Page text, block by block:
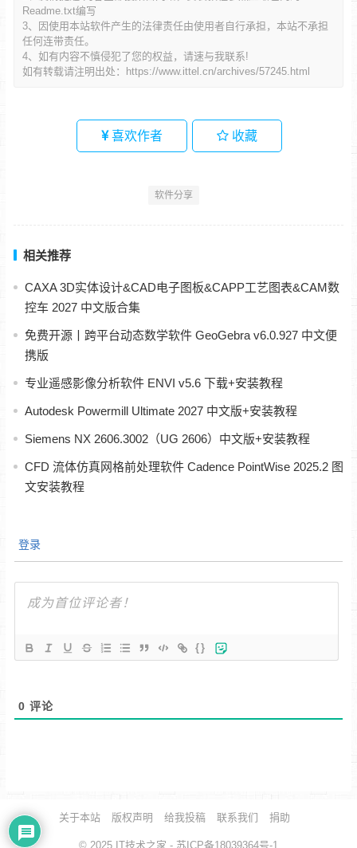
Readme.txt编写
3、因使用本站软件产生的法律责任由使用者自行承担，本站不承担
任何连带责任。
4、如有内容不慎侵犯了您的权益，请速与我联系!
如有转载请注明出处：
https://www.ittel.cn/archives/57245.html
喜欢作者 收藏
软件分享
相关推荐
CAXA 3D实体设计&CAD电子图板&CAPP工艺图表&CAM数
控车 2027 中文版合集
免费开源丨跨平台动态数学软件 GeoGebra v6.0.927 中文便
携版
专业遥感影像分析软件 ENVI v5.6 下载+安装教程
Autodesk Powermill Ultimate 2027 中文版+安装教程
Siemens NX 2606.3002（UG 2606）中文版+安装教程
CFD 流体仿真网格前处理软件 Cadence PointWise 2025.2 图
文安装教程
登录
{}
0 评论
关于本站 版权声明 给我投稿 联系我们 捐助
© 2025 IT技术之家 - 苏ICP备18039364号-1